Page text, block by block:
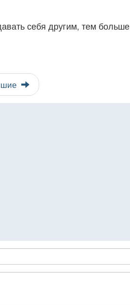
себя другим, тем больше